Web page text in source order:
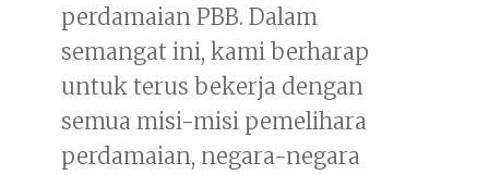
perdamaian PBB. Dalam
semangat ini, kami berharap
untuk terus bekerja dengan
semua misi-misi pemelihara
perdamaian, negara-negara